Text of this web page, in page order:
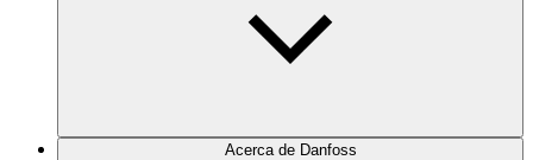
Acerca de Danfoss